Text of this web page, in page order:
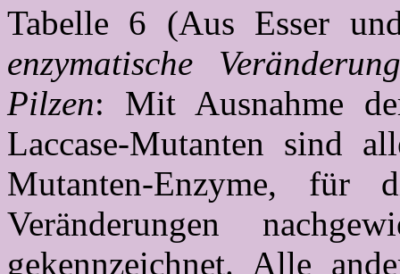
Tabelle 6 (Aus Esser
enzymatische
Pilzen: Mit Ausnahme
Laccase-Mutanten sind
Mutanten-Enzyme, für
Veränderungen
gekennzeichnet. Alle